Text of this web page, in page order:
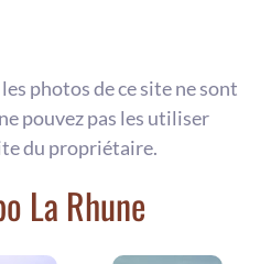
photos de ce site ne sont
pouvez pas les utiliser
du propriétaire.
La Rhune